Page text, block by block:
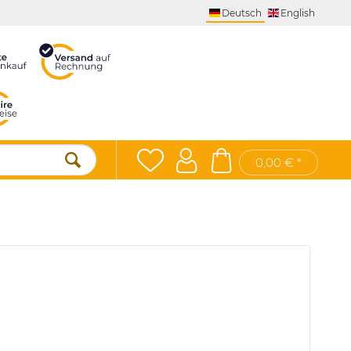
Deutsch English
0,00 € *